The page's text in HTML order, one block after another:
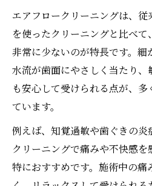
エアフローが新しい
に
従来法と比べた歯科
歯の健康維持に役立つ最
秘訣
エアフローを活用し
ローチ
エアフロークリーニングは、
を使ったクリーニングと比べ
非常に少ないのが特長です。細
水流が歯面にやさしく当たり
も安心して受けられる点が、
ています。
例えば、知覚過敏や歯ぐきの
クリーニングで痛みや不快感
特におすすめです。施術中の痛